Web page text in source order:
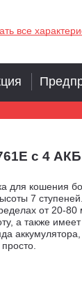
все
с 4
для кошения
7
от 20-
а также